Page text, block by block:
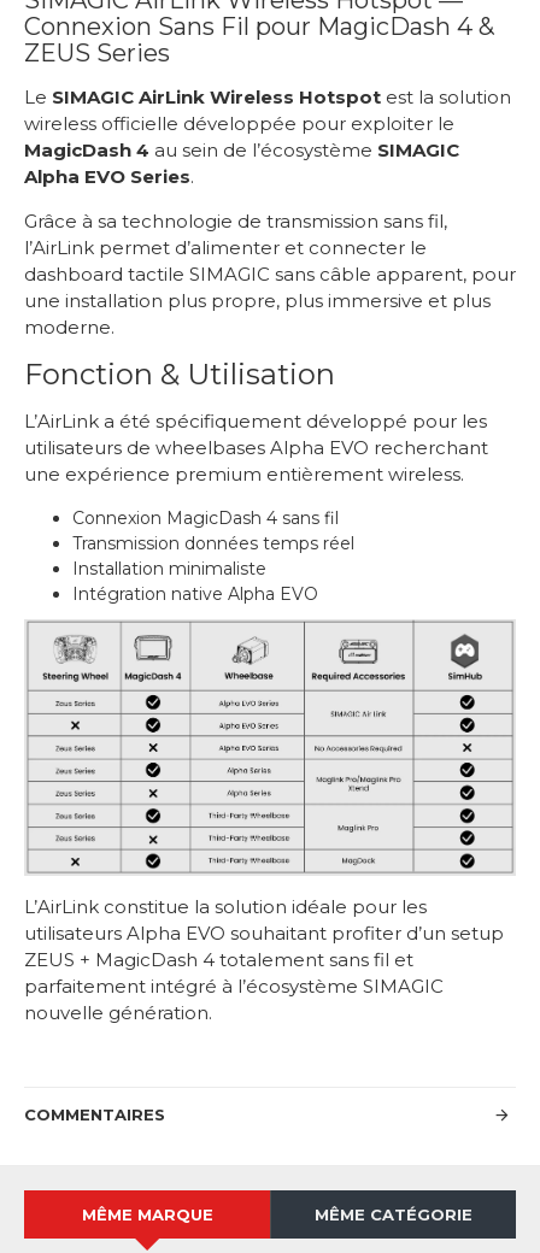
Connexion Sans Fil pour MagicDash 4 &
ZEUS Series
Le SIMAGIC AirLink Wireless Hotspot est la solution
wireless officielle développée pour exploiter le
MagicDash 4 au sein de l’écosystème SIMAGIC
Alpha EVO Series.
Grâce à sa technologie de transmission sans fil,
l’AirLink permet d’alimenter et connecter le
dashboard tactile SIMAGIC sans câble apparent, pour
une installation plus propre, plus immersive et plus
moderne.
Fonction & Utilisation
L’AirLink a été spécifiquement développé pour les
utilisateurs de wheelbases Alpha EVO recherchant
une expérience premium entièrement wireless.
Connexion MagicDash 4 sans fil
Transmission données temps réel
Installation minimaliste
Intégration native Alpha EVO
L’AirLink constitue la solution idéale pour les
utilisateurs Alpha EVO souhaitant profiter d’un setup
ZEUS + MagicDash 4 totalement sans fil et
parfaitement intégré à l’écosystème SIMAGIC
nouvelle génération.
COMMENTAIRES
MÊME MARQUE MÊME CATÉGORIE